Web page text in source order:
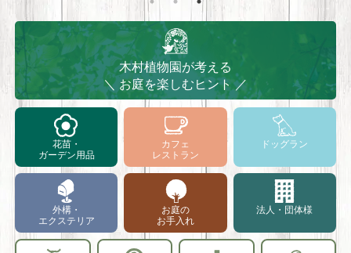
木村植物園が考える
＼ お庭を楽しむヒント ／
花苗・
ガーデン用品
カフェ
レストラン
ドッグラン
外構・
エクステリア
お庭の
お手入れ
法人・団体様